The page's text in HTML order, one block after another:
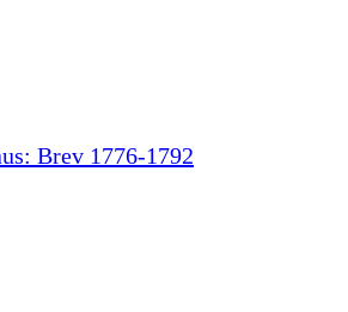
Brev 1776-1792